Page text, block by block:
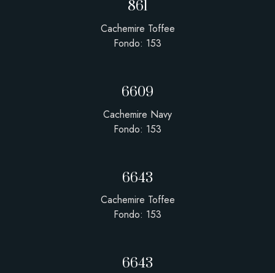
861
Cachemire Toffee
Fondo: 153
6609
Cachemire Navy
Fondo: 153
6643
Cachemire Toffee
Fondo: 153
6643